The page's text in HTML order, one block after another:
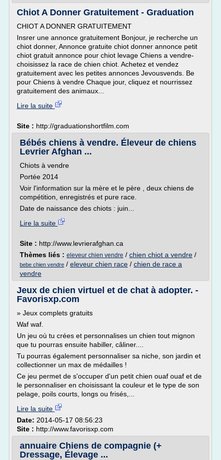
Chiot A Donner Gratuitement - Graduation
CHIOT A DONNER GRATUITEMENT
Insrer une annonce gratuitement Bonjour, je recherche un
chiot donner, Annonce gratuite chiot donner annonce petit
chiot gratuit annonce pour chiot levage Chiens a vendre-
choisissez la race de chien chiot. Achetez et vendez
gratuitement avec les petites annonces Jevousvends. Be
pour Chiens à vendre Chaque jour, cliquez et nourrissez
gratuitement des animaux...
Lire la suite
Site : http://graduationshortfilm.com
Bébés chiens à vendre. Éleveur de chiens
Levrier Afghan ...
Chiots à vendre
Portée 2014
Voir l'information sur la mère et le père , deux chiens de
compétition, enregistrés et pure race.
Date de naissance des chiots : juin...
Lire la suite
Site : http://www.levrierafghan.ca
Thèmes liés : eleveur chien vendre / chien chiot a vendre /
bebe chien vendre / eleveur chien race / chien de race a
vendre
Jeux de chien virtuel et de chat à adopter. -
Favorisxp.com
» Jeux complets gratuits
Waf waf.
Un jeu où tu crées et personnalises un chien tout mignon
que tu pourras ensuite habiller, câliner....
Tu pourras également personnaliser sa niche, son jardin et
collectionner un max de médailles !
Ce jeu permet de s'occuper d'un petit chien ouaf ouaf et de
le personnaliser en choisissant la couleur et le type de son
pelage, poils courts, longs ou frisés,...
Lire la suite
Date: 2014-05-17 08:56:23
Site : http://www.favorisxp.com
annuaire Chiens de compagnie (+
Dressage, Élevage ...